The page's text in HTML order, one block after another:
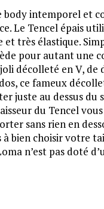
body intemporel et
Le Tencel épais
et très élastique.
pour autant une
décolleté en V, de
ce fameux
juste au dessus du
du Tencel
sans rien en
bien choisir votre
n’est pas doté